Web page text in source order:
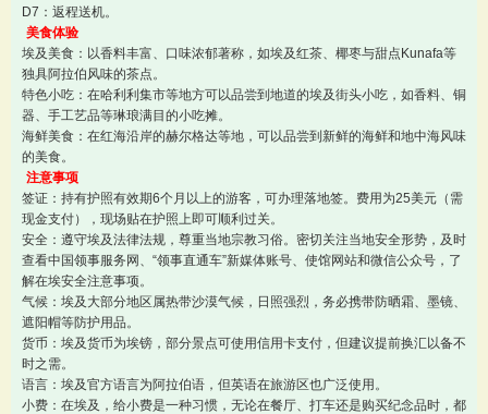
D7：返程送机。
美食体验
埃及美食：以香料丰富、口味浓郁著称，如埃及红茶、椰枣与甜点Kunafa等
独具阿拉伯风味的茶点。
特色小吃：在哈利利集市等地方可以品尝到地道的埃及街头小吃，如香料、铜
器、手工艺品等琳琅满目的小吃摊。
海鲜美食：在红海沿岸的赫尔格达等地，可以品尝到新鲜的海鲜和地中海风味
的美食。
注意事项
签证：持有护照有效期6个月以上的游客，可办理落地签。费用为25美元（需
现金支付），现场贴在护照上即可顺利过关。
安全：遵守埃及法律法规，尊重当地宗教习俗。密切关注当地安全形势，及时
查看中国领事服务网、“领事直通车”新媒体账号、使馆网站和微信公众号，了
解在埃安全注意事项。
气候：埃及大部分地区属热带沙漠气候，日照强烈，务必携带防晒霜、墨镜、
遮阳帽等防护用品。
货币：埃及货币为埃镑，部分景点可使用信用卡支付，但建议提前换汇以备不
时之需。
语言：埃及官方语言为阿拉伯语，但英语在旅游区也广泛使用。
小费：在埃及，给小费是一种习惯，无论在餐厅、打车还是购买纪念品时，都